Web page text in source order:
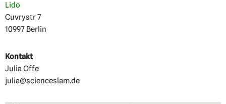
Lido
Cuvrystr 7
10997 Berlin
Kontakt
Julia Offe
julia@scienceslam.de